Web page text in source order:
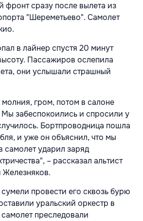
фронт сразу после вылета из
"Шереметьево". Самолет
в лайнер спустя 20 минут
Пассажиров ослепила
они услышали страшный
гром, потом в салоне
забеспокоились и спросили у
Бортпроводница пошла
и уже он объяснил, что мы
самолет ударил заряд
– рассказал альтист
Железняков.
провести его сквозь бурю
уральский оркестр в
преследовали